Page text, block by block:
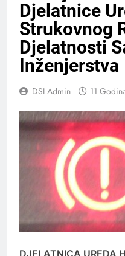
Djelatnice
Strukovnog
Djelatnosti
Inženjerstva
DSI Admin 11
DJELATNICA UREDA